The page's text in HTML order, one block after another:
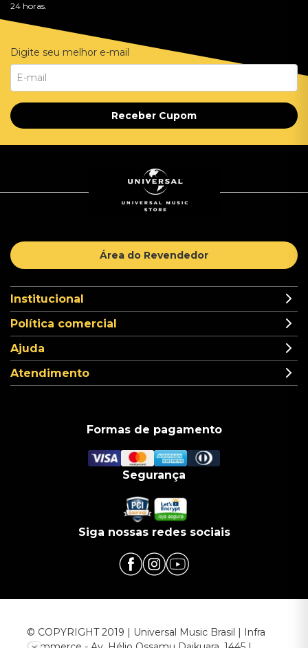
24 horas.
Digite seu melhor e-mail
Receber Cupom
Área do Revendedor
Institucional
Política comercial
Ajuda
Atendimento
Formas de pagamento
Segurança
Siga nossas redes sociais
© COPYRIGHT 2019 | Universal Music Brasil | Infra